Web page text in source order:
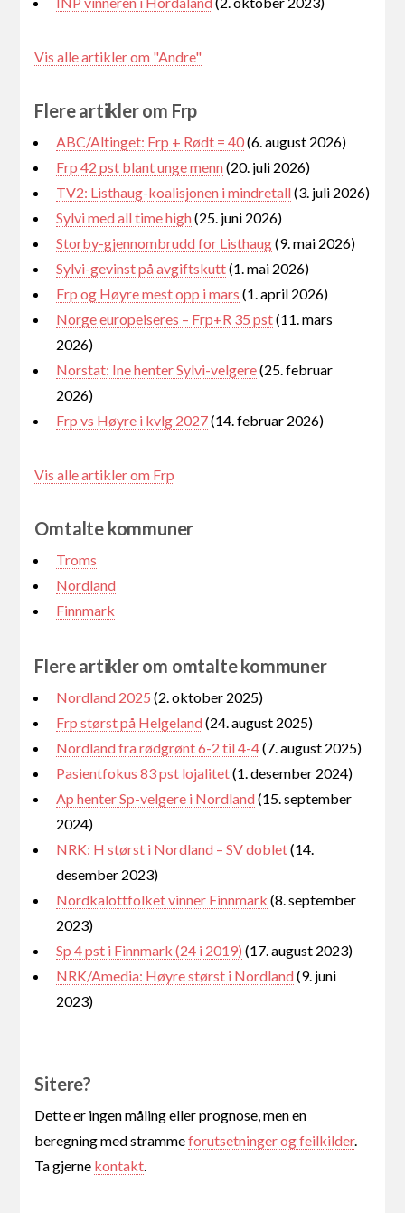
Vis alle artikler om "Andre"
Flere artikler om Frp
ABC/Altinget: Frp + Rødt = 40(6. august 2026)
Frp 42 pst blant unge menn(20. juli 2026)
TV2: Listhaug-koalisjonen i mindretall(3. juli 2026)
Sylvi med all time high(25. juni 2026)
Storby-gjennombrudd for Listhaug(9. mai 2026)
Sylvi-gevinst på avgiftskutt(1. mai 2026)
Frp og Høyre mest opp i mars (1. april 2026)
Norge europeiseres – Frp+R 35 pst(11. mars
2026)
Norstat: Ine henter Sylvi-velgere(25. februar
2026)
Frp vs Høyre i kvlg 2027(14. februar 2026)
Vis alle artikler om Frp
Omtalte kommuner
Troms
Nordland
Finnmark
Flere artikler om omtalte kommuner
Nordland 2025 (2. oktober 2025)
Frp størst på Helgeland(24. august 2025)
Nordland fra rødgrønt 6-2 til 4-4(7. august 2025)
Pasientfokus 83 pst lojalitet(1. desember 2024)
Ap henter Sp-velgere i Nordland(15. september
2024)
NRK: H størst i Nordland – SV doblet(14.
desember 2023)
Nordkalottfolket vinner Finnmark (8. september
2023)
Sp 4 pst i Finnmark (24 i 2019) (17. august 2023)
NRK/Amedia: Høyre størst i Nordland(9. juni
2023)
Sitere?
Dette er ingen måling eller prognose, men en
beregning med strammeforutsetninger og feilkilder.
Ta gjerne kontakt.